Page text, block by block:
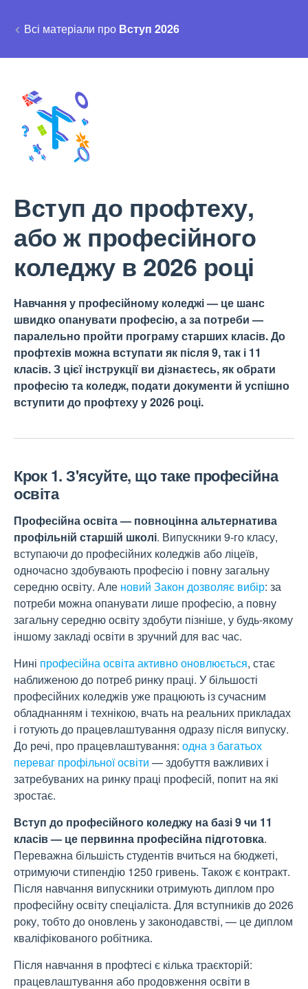
Всі матеріали про Вступ 2026
Вступ до профтеху,
або ж професійного
коледжу в 2026 році
Навчання у професійному коледжі — це шанс
швидко опанувати професію, а за потреби —
паралельно пройти програму старших класів. До
профтехів можна вступати як після 9, так і 11
класів. З цієї інструкції ви дізнаєтесь, як обрати
професію та коледж, подати документи й успішно
вступити до профтеху у 2026 році.
Крок 1. З'ясуйте, що таке професійна
освіта
Професійна освіта — повноцінна альтернатива
профільній старшій школі. Випускники 9-го класу,
вступаючи до професійних коледжів або ліцеїв,
одночасно здобувають професію і повну загальну
середню освіту. Але новий Закон дозволяє вибір: за
потреби можна опанувати лише професію, а повну
загальну середню освіту здобути пізніше, у будь-якому
іншому закладі освіти в зручний для вас час.
Нині професійна освіта активно оновлюється, стає
наближеною до потреб ринку праці. У більшості
професійних коледжів уже працюють із сучасним
обладнанням і технікою, вчать на реальних прикладах
і готують до працевлаштування одразу після випуску.
До речі, про працевлаштування: одна з багатьох
переваг профільної освіти — здобуття важливих і
затребуваних на ринку праці професій, попит на які
зростає.
Вступ до професійного коледжу на базі 9 чи 11
класів — це первинна професійна підготовка.
Переважна більшість студентів вчиться на бюджеті,
отримуючи стипендію 1250 гривень. Також є контракт.
Після навчання випускники отримують диплом про
професійну освіту спеціаліста. Для вступників до 2026
року, тобто до оновлень у законодавстві, — це диплом
кваліфікованого робітника.
Після навчання в профтесі є кілька траєкторій:
працевлаштування або продовження освіти в